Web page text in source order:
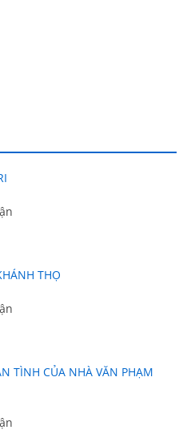
THỌ
TÌNH CỦA NHÀ VĂN PHẠM